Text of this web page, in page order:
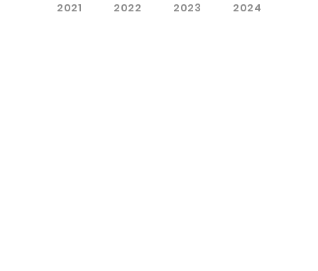
2021 2022 2023 2024